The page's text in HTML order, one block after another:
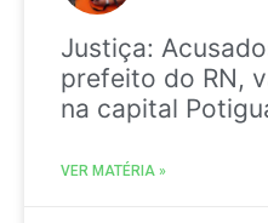
Justiça:
prefeito do RN,
na capital
VER MATÉRIA »